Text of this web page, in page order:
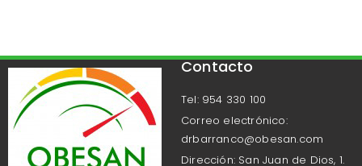
Contacto
Tel: 954 330 100
Correo electrónico:
drbarranco@obesan.com
Dirección: San Juan de Dios, 1.